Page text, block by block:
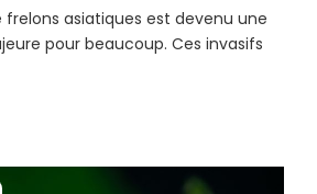
asiatiques est devenu une
pour beaucoup. Ces invasifs